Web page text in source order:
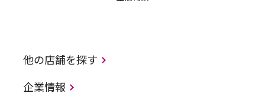
他の店舗を探す
企業情報